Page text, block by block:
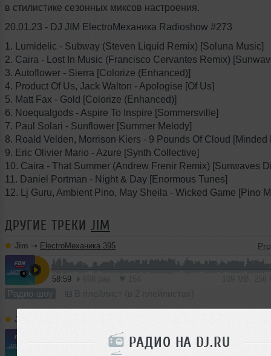
РАДИО НА DJ.RU
в стилистике сезонных миксов настроения.
20.01.23 - DJ JIM ElectroМеханика Radioshow #273
1. Lumidelic - Subway (Steven Liquid Remix) [Soluna Music]
2. Caira - Lost In Music (Francisco Cervantes Remix)
3. Autoflower - Sierra [Colorize (Enhanced)]
4. Product Of Us, Jack Walton - Apologise [Of Us]
5. Matt Fax - Gold [Colorize (Enhanced)]
6. Noequalgods - Aspire To Inspire [Sommersville]
7. Paul Solari - Sunflower [Summer Melody]
8. Roald Velden, Morrison Kiers - 9 Pounds Of Cloud [Minded
9. Eric Olivier Mario - Azure [Synth Collective]
10. Caira - That Summer (Andrew Frenir Remix) [Sunwaves
11. Daniel Portman - Night & Day [Enormous Tunes]
12. Lj Guru, Ambient Pino, May Sheila - Wicked Game [Pino
ДРУГИЕ ТРЕКИ JIM
Jim ➝ ElectroМеханика 395
58:59
Радио-шоу
Jim
1709 раз 411